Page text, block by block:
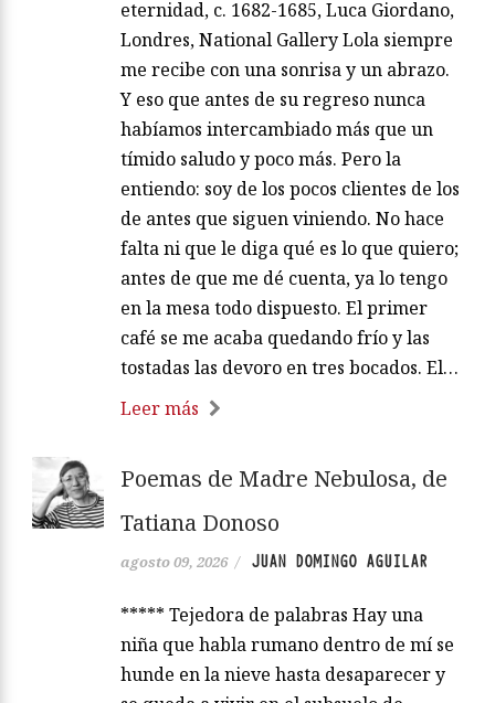
eternidad, c. 1682-1685, Luca Giordano,
Londres, National Gallery Lola siempre
me recibe con una sonrisa y un abrazo.
Y eso que antes de su regreso nunca
habíamos intercambiado más que un
tímido saludo y poco más. Pero la
entiendo: soy de los pocos clientes de los
de antes que siguen viniendo. No hace
falta ni que le diga qué es lo que quiero;
antes de que me dé cuenta, ya lo tengo
en la mesa todo dispuesto. El primer
café se me acaba quedando frío y las
tostadas las devoro en tres bocados. El…
Leer más
Poemas de Madre Nebulosa, de
Tatiana Donoso
agosto 09, 2026 / JUAN DOMINGO AGUILAR
***** Tejedora de palabras Hay una
niña que habla rumano dentro de mí se
hunde en la nieve hasta desaparecer y